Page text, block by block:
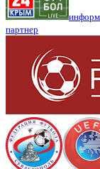
партнер